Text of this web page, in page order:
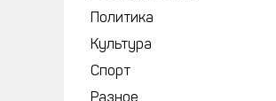
Политика
Культура
Спорт
Разное